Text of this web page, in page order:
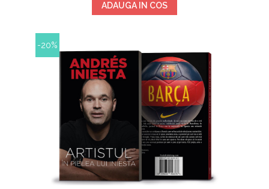
ADAUGA IN COS
-20%